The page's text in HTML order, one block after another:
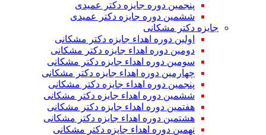
پنجمین دوره جایزه دکتر عمیدی
ششمین دوره جایزه دکتر عمیدی
جایزه دکتر مشکانی
اولین دوره اهداء جایزه دکتر مشکانی
دومین دوره اهداء جایزه دکتر مشکانی
سومین دوره اهداء جایزه دکتر مشکانی
چهارمین دوره اهداء جایزه دکتر مشکانی
پنجمین دوره اهداء جایزه دکتر مشکانی
ششمین دوره اهداء جایزه دکتر مشکانی
هفتمین دوره اهداء جایزه دکتر مشکانی
هشتمین دوره اهداء جایزه دکتر مشکانی
نهمین دوره اهداء جایزه دکتر مشکانی